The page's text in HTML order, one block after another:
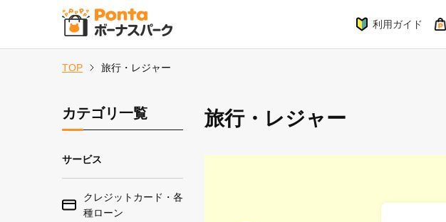
利用ガイド
TOP 旅行・レジャー
カテゴリ一覧
サービス
クレジットカード・各
種ローン
旅行・レジャー